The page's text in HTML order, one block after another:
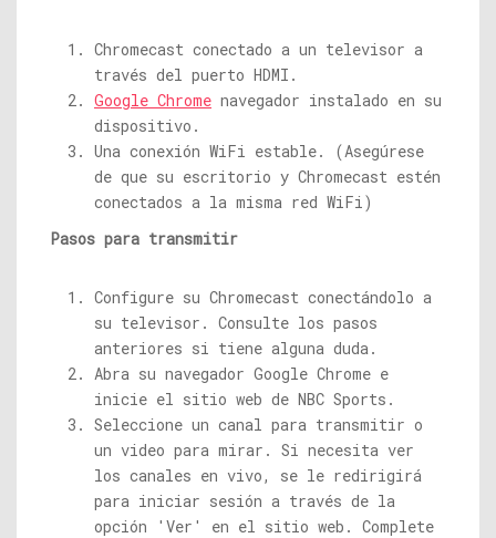
Chromecast conectado a un televisor a
través del puerto HDMI.
Google Chrome navegador instalado en su
dispositivo.
Una conexión WiFi estable. (Asegúrese
de que su escritorio y Chromecast estén
conectados a la misma red WiFi)
Pasos para transmitir
Configure su Chromecast conectándolo a
su televisor. Consulte los pasos
anteriores si tiene alguna duda.
Abra su navegador Google Chrome e
inicie el sitio web de NBC Sports.
Seleccione un canal para transmitir o
un video para mirar. Si necesita ver
los canales en vivo, se le redirigirá
para iniciar sesión a través de la
opción 'Ver' en el sitio web. Complete